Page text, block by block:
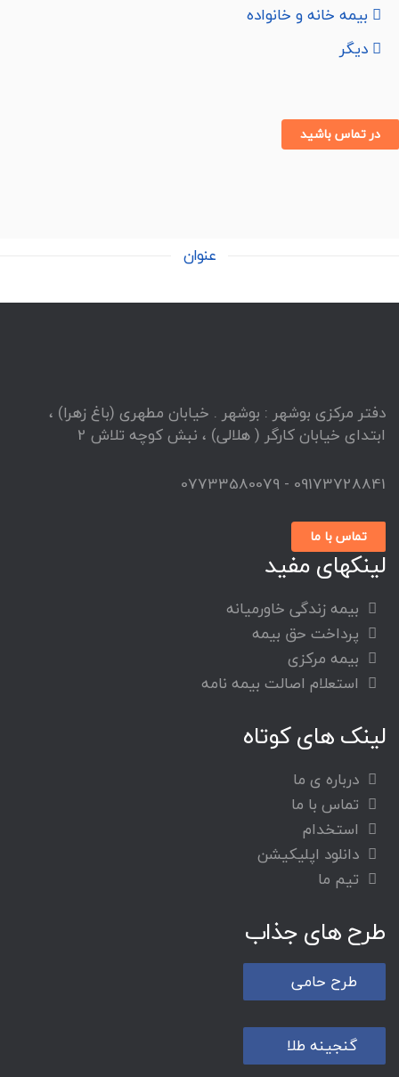
بیمه خانه و خانواده
دیگر
در تماس باشید
عنوان
دفتر مرکزی بوشهر : بوشهر . خیابان مطهری (باغ زهرا) ،
ابتدای خیابان کارگر ( هلالی) ، نبش کوچه تلاش 2
09173728841 - 07733580079
تماس با ما
لینکهای مفید
بیمه زندگی خاورمیانه
پرداخت حق بیمه
بیمه مرکزی
استعلام اصالت بیمه نامه
لینک های کوتاه
درباره ی ما
تماس با ما
استخدام
دانلود اپلیکیشن
تیم ما
طرح های جذاب
طرح حامی
گنجینه طلا